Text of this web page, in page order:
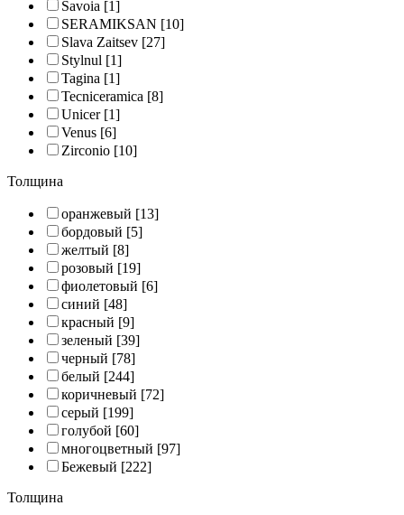
Savoia [1]
SERAMIKSAN [10]
Slava Zaitsev [27]
Stylnul [1]
Tagina [1]
Tecniceramica [8]
Unicer[1]
Venus [6]
Zirconio [10]
Толщина
оранжевый [13]
бордовый [5]
желтый [8]
розовый [19]
фиолетовый [6]
синий [48]
красный [9]
зеленый [39]
черный [78]
белый [244]
коричневый [72]
серый [199]
голубой [60]
многоцветный [97]
Бежевый [222]
Толщина